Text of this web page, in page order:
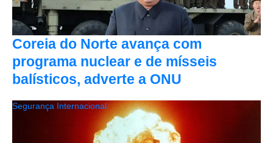
Coreia do Norte avança com
programa nuclear e de mísseis
balísticos, adverte a ONU
Segurança Internacional